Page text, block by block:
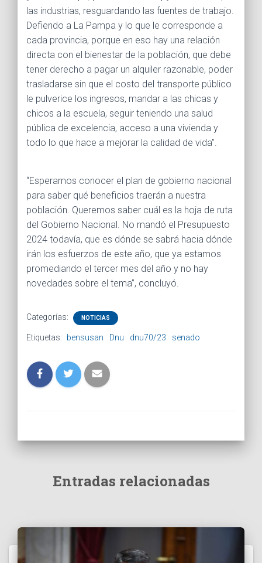
las industrias, resguardando las fuentes de trabajo.
Defiendo a La Pampa y lo que le corresponde a
cada provincia, porque en eso hay una relación
directa con el bienestar de la población, que debe
tener derecho a pagar un alquiler razonable, poder
trasladarse sin que el costo del transporte público
le pulverice los ingresos, mandar a las chicas y
chicos a la escuela, seguir teniendo una salud
pública de excelencia, acceso a una vivienda y
todo lo que hace a mejorar la calidad de vida”.
“Esperamos conocer el plan de gobierno nacional
para saber qué beneficios traerán a nuestra
población. Queremos saber cuál es la hoja de ruta
del Gobierno Nacional. No mandó el Presupuesto
2024 todavía, que es dónde se sabrá hacia dónde
irán los esfuerzos de este año, que ya estamos
promediando el tercer mes del año y no hay
novedades sobre el tema”, concluyó.
Categorías: NOTICIAS
Etiquetas: bensusan Dnu dnu70/23 senado
Entradas relacionadas